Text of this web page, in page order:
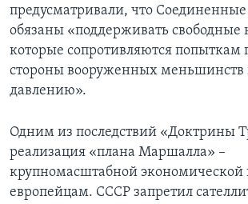
предусматривали, что
обязаны «поддерживать свободные
которые сопротивляются попыткам
стороны вооруженных
давлению».
Одним из последствий «Доктрины
реализация «плана Маршалла» –
крупномасштабной
европейцам. СССР запретил